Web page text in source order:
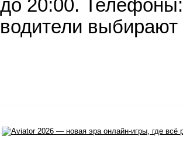
до 20:00.
водители